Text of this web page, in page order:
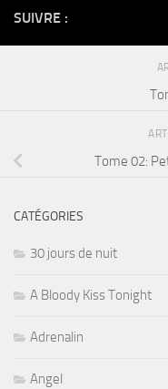
SUIVRE :
Tome 02:
CATÉGORIES
30 jours de nuit
A Bloody Kiss Tonight
Adrenalin
Angel